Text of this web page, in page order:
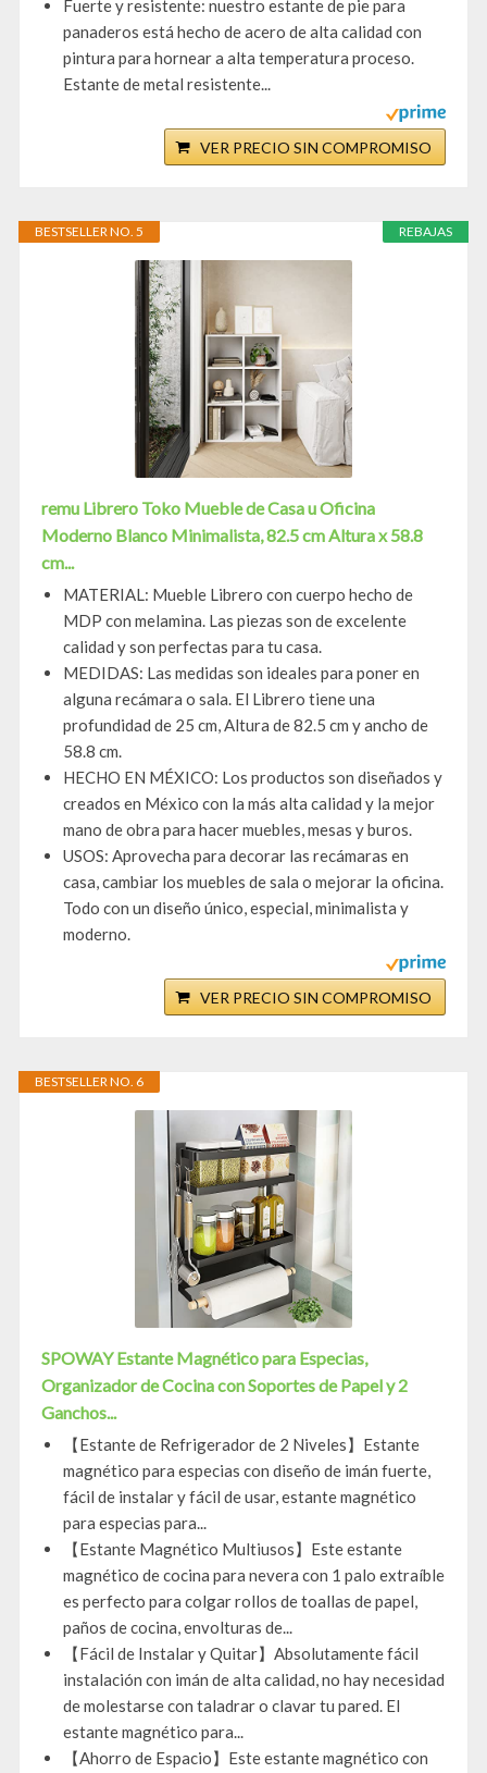
Fuerte y resistente: nuestro estante de pie para
panaderos está hecho de acero de alta calidad con
pintura para hornear a alta temperatura proceso.
Estante de metal resistente...
VER PRECIO SIN COMPROMISO
REBAJAS
BESTSELLER NO. 5
remu Librero Toko Mueble de Casa u Oficina
Moderno Blanco Minimalista, 82.5 cm Altura x 58.8
cm...
MATERIAL: Mueble Librero con cuerpo hecho de
MDP con melamina. Las piezas son de excelente
calidad y son perfectas para tu casa.
MEDIDAS: Las medidas son ideales para poner en
alguna recámara o sala. El Librero tiene una
profundidad de 25 cm, Altura de 82.5 cm y ancho de
58.8 cm.
HECHO EN MÉXICO: Los productos son diseñados y
creados en México con la más alta calidad y la mejor
mano de obra para hacer muebles, mesas y buros.
USOS: Aprovecha para decorar las recámaras en
casa, cambiar los muebles de sala o mejorar la oficina.
Todo con un diseño único, especial, minimalista y
moderno.
VER PRECIO SIN COMPROMISO
BESTSELLER NO. 6
SPOWAY Estante Magnético para Especias,
Organizador de Cocina con Soportes de Papel y 2
Ganchos...
【Estante de Refrigerador de 2 Niveles】Estante
magnético para especias con diseño de imán fuerte,
fácil de instalar y fácil de usar, estante magnético
para especias para...
【Estante Magnético Multiusos】Este estante
magnético de cocina para nevera con 1 palo extraíble
es perfecto para colgar rollos de toallas de papel,
paños de cocina, envolturas de...
【Fácil de Instalar y Quitar】Absolutamente fácil
instalación con imán de alta calidad, no hay necesidad
de molestarse con taladrar o clavar tu pared. El
estante magnético para...
【Ahorro de Espacio】Este estante magnético con